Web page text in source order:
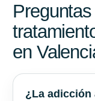
en
¿La adicción